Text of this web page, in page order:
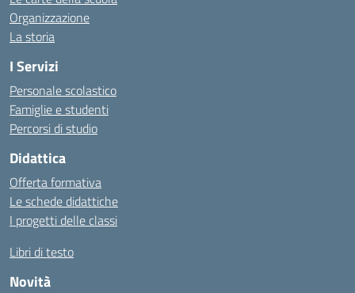
Organizzazione
La storia
I Servizi
Personale scolastico
Famiglie e studenti
Percorsi di studio
Didattica
Offerta formativa
Le schede didattiche
I progetti delle classi
Libri di testo
Novità